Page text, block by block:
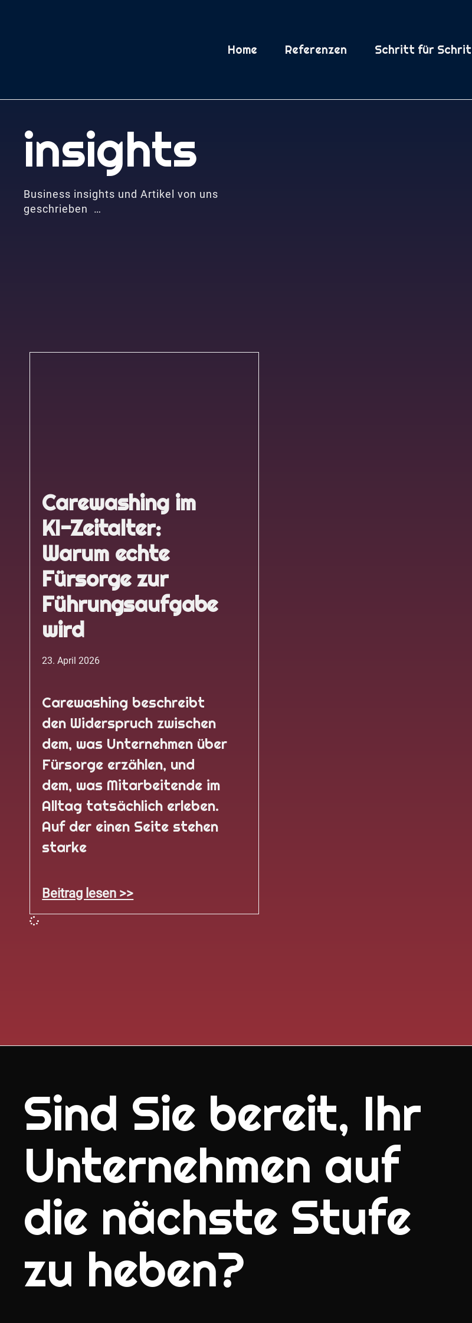
Home Referenzen Schritt für
insights
Business insights und Artikel von uns
geschrieben …
Carewashing im
KI-Zeitalter:
Warum echte
Fürsorge zur
Führungsaufgabe
wird
23. April 2026
Carewashing beschreibt
den Widerspruch zwischen
dem, was Unternehmen über
Fürsorge erzählen, und
dem, was Mitarbeitende im
Alltag tatsächlich erleben.
Auf der einen Seite stehen
starke
Beitrag lesen >>
Sind Sie bereit, Ihr
Unternehmen auf
die nächste Stufe
zu heben?